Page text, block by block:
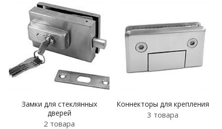
Замки для стеклянных
дверей
2 товара
Коннекторы для крепления
3 товара